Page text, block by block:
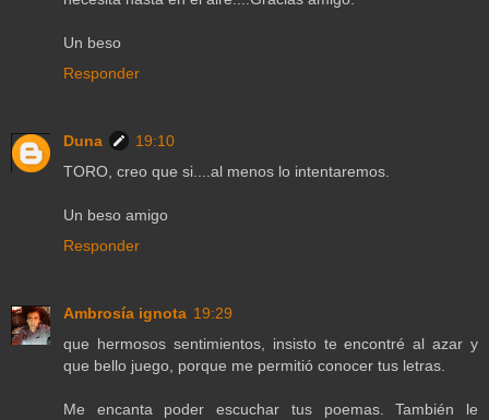
Un beso
Responder
Duna
19:10
TORO, creo que si....al menos lo intentaremos.
Un beso amigo
Responder
Ambrosía ignota 19:29
que hermosos sentimientos, insisto te encontré al azar y
que bello juego, porque me permitió conocer tus letras.
Me encanta poder escuchar tus poemas. También le